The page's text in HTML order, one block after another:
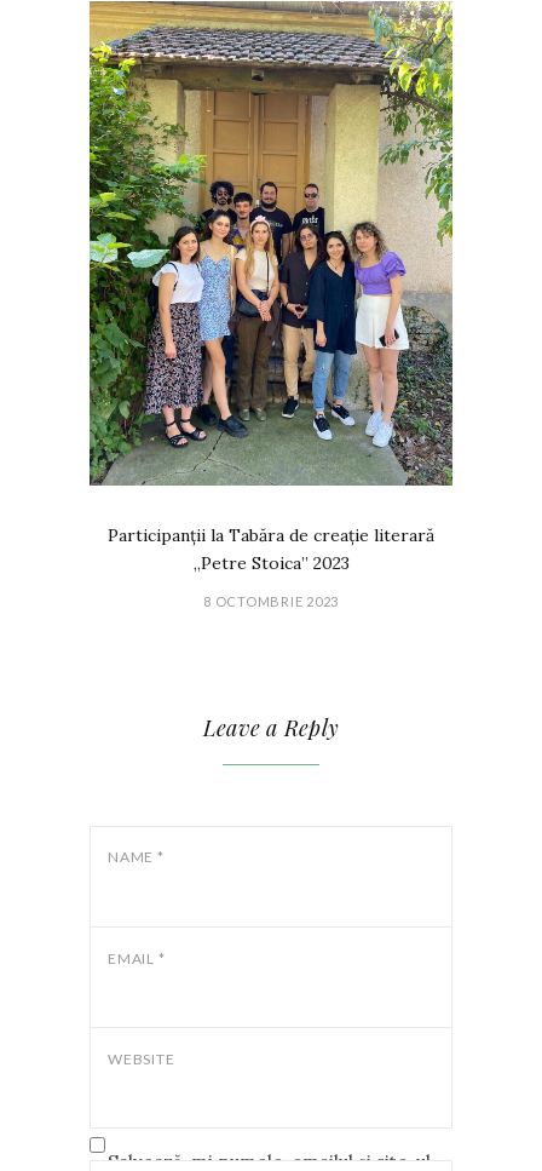
Participanții la Tabăra de creație literară
„Petre Stoica” 2023
8 OCTOMBRIE 2023
Leave a Reply
NAME *
EMAIL *
WEBSITE
Salvează-mi numele, emailul și site-ul